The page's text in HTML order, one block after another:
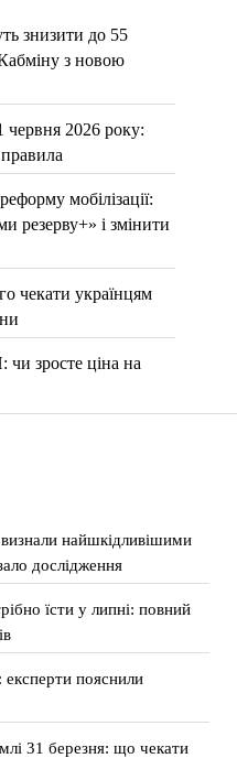
знизити до 55
з новою
червня 2026 року:
мобілізації:
резерву+» і змінити
чекати українцям
зросте ціна на
найшкідливішими
дослідження
їсти у липні: повний
пояснили
31 березня: що чекати